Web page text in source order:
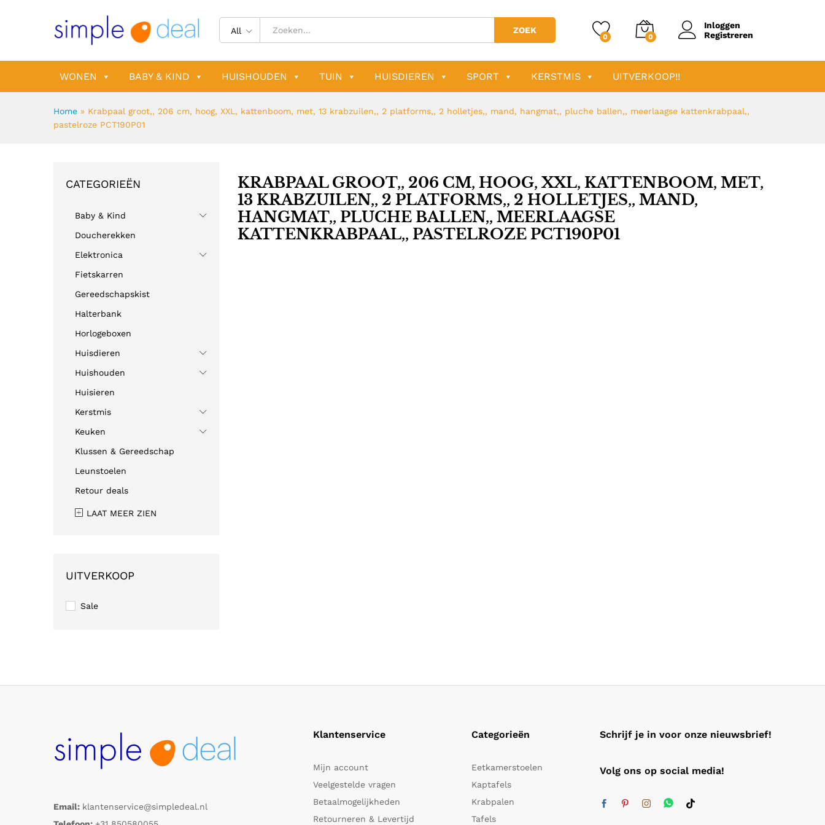
All ZOEK
0 0
Inloggen
Registreren
WONEN BABY & KIND HUISHOUDEN TUIN HUISDIEREN SPORT KERSTMIS UITVERKOOP!!
Home » Krabpaal groot,, 206 cm, hoog, XXL, kattenboom, met, 13 krabzuilen,, 2 platforms,, 2 holletjes,, mand, hangmat,, pluche ballen,, meerlaagse kattenkrabpaal,,
pastelroze PCT190P01
KRABPAAL GROOT,, 206 CM, HOOG, XXL, KATTENBOOM, MET,
13 KRABZUILEN,, 2 PLATFORMS,, 2 HOLLETJES,, MAND,
HANGMAT,, PLUCHE BALLEN,, MEERLAAGSE
KATTENKRABPAAL,, PASTELROZE PCT190P01
CATEGORIEËN
Baby & Kind
Doucherekken
Elektronica
Fietskarren
Gereedschapskist
Halterbank
Horlogeboxen
Huisdieren
Huishouden
Huisieren
Kerstmis
Keuken
Klussen & Gereedschap
Leunstoelen
Retour deals
LAAT MEER ZIEN
UITVERKOOP
Sale
Email: klantenservice@simpledeal.nl
Klantenservice
Mijn account
Veelgestelde vragen
Betaalmogelijkheden
Retourneren & Levertijd
Categorieën
Eetkamerstoelen
Kaptafels
Krabpalen
Tafels
Schrijf je in voor onze nieuwsbrief!
Volg ons op social media!